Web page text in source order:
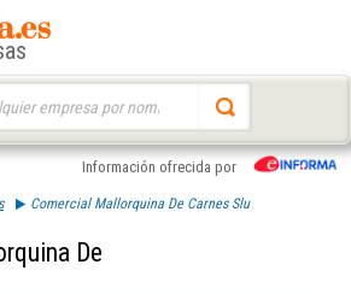
Información ofrecida por
Comercial Mallorquina De Carnes Slu
De